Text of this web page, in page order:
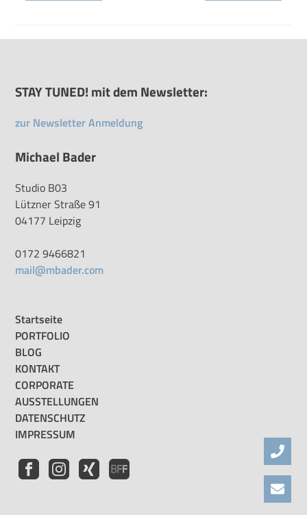
STAY TUNED! mit dem Newsletter:
zur Newsletter Anmeldung
Michael Bader
Studio B03
Lützner Straße 91
04177 Leipzig
0172 9466821
mail@mbader.com
Startseite
PORTFOLIO
BLOG
KONTAKT
CORPORATE
AUSSTELLUNGEN
DATENSCHUTZ
IMPRESSUM